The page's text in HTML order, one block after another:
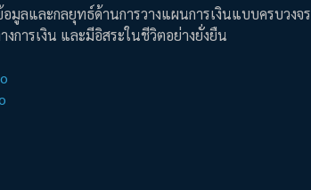
มูลและกลยุทธ์ด้านการวางแผนการเงินแบบครบวงจร
การเงิน และมีอิสระในชีวิตอย่างยั่งยืน